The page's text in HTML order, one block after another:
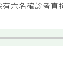
六名確診者